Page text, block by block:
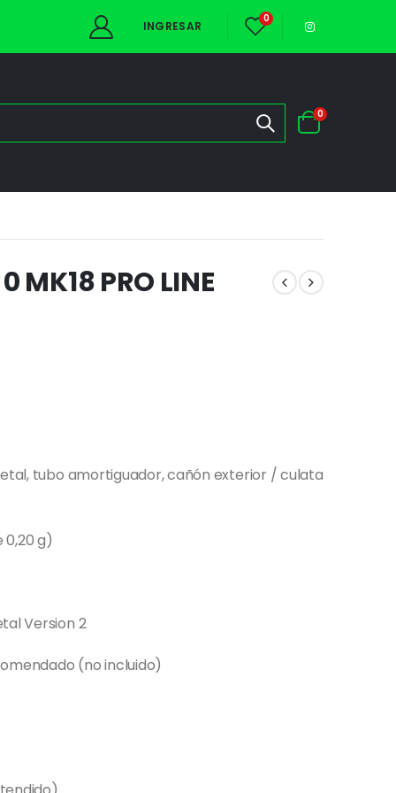
INGRESAR
0
0
PRO LINE
tubo amortiguador, cañón exterior / culata
0,20 g)
Version 2
(no incluido)